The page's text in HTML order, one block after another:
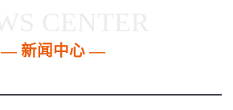
— 新闻中心 —